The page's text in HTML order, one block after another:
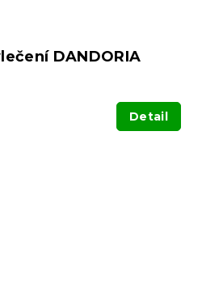
DANDORIA
Detail